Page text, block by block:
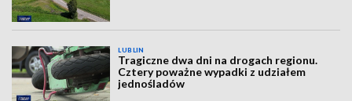
LUBLIN
Tragiczne dwa dni na drogach regionu.
Cztery poważne wypadki z udziałem
jednośladów